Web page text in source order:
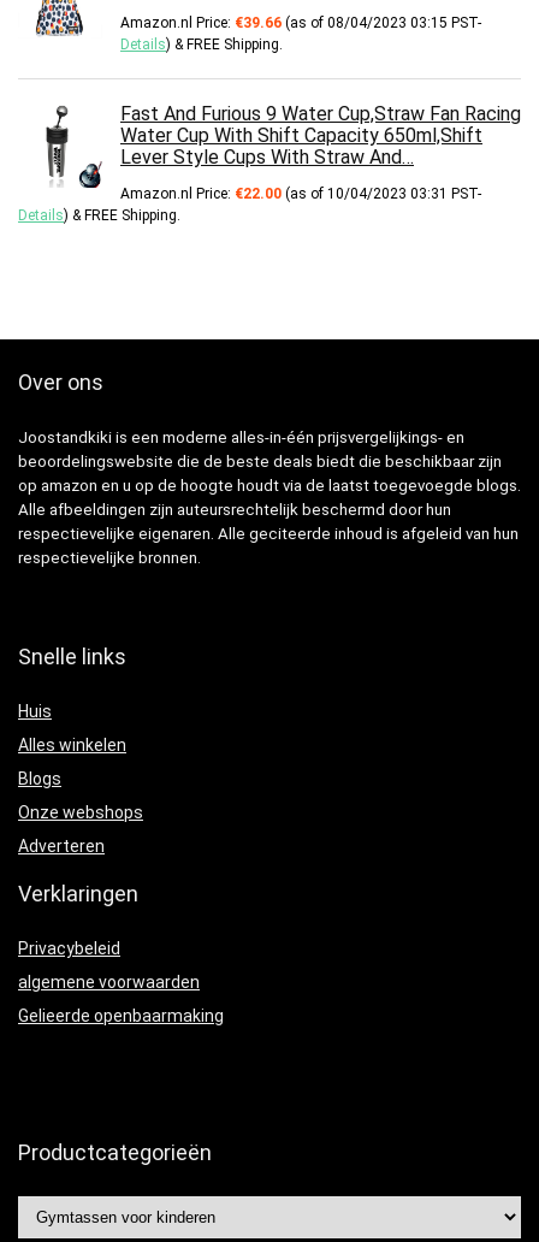
Amazon.nl Price: €39.66 (as of 08/04/2023 03:15 PST-
Details) & FREE Shipping.
Fast And Furious 9 Water Cup,Straw Fan Racing
Water Cup With Shift Capacity 650ml,Shift
Lever Style Cups With Straw And…
Amazon.nl Price: €22.00 (as of 10/04/2023 03:31 PST-
Details) & FREE Shipping.
Over ons
Joostandkiki is een moderne alles-in-één prijsvergelijkings- en
beoordelingswebsite die de beste deals biedt die beschikbaar zijn
op amazon en u op de hoogte houdt via de laatst toegevoegde blogs.
Alle afbeeldingen zijn auteursrechtelijk beschermd door hun
respectievelijke eigenaren. Alle geciteerde inhoud is afgeleid van hun
respectievelijke bronnen.
Snelle links
Huis
Alles winkelen
Blogs
Onze webshops
Adverteren
Verklaringen
Privacybeleid
algemene voorwaarden
Gelieerde openbaarmaking
Productcategorieën